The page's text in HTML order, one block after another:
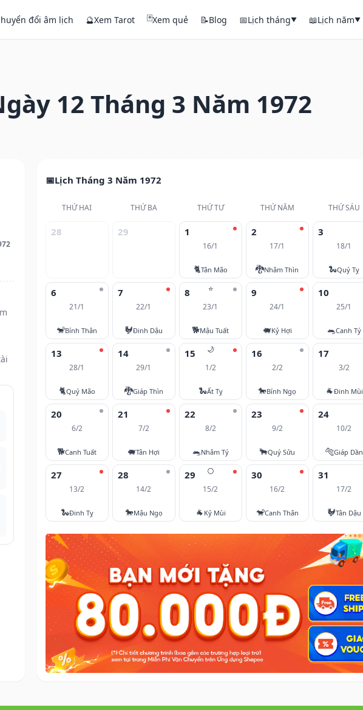
đổi âm lịch 🔮Xem Tarot 🃏Xem quẻ 📝Blog 📅Lịch tháng▼ 📖Lịch năm▼
12 Tháng 3 Năm 1972
Lịch Tháng 3 Năm 1972
THỨ HAI THỨ BA THỨ TƯ THỨ NĂM THỨ SÁU
28 29 1
16/1
🐈Tân Mão
2
17/1
🐉Nhâm Thìn
3
18/1
🐍Quý Tỵ
6
21/1
🐒Bính Thân
7
22/1
🐓Đinh Dậu
⭐
8
23/1
🐕Mậu Tuất
9
24/1
🐖Kỷ Hợi
10
25/1
🐀Canh Tý
13
28/1
🐈Quý Mão
14
29/1
🐉Giáp Thìn
🌙
15
1/2
🐍Ất Tỵ
16
2/2
🐎Bính Ngọ
17
3/2
🐐Đinh Mùi
20
6/2
🐕Canh Tuất
21
7/2
🐖Tân Hợi
22
8/2
🐀Nhâm Tý
23
9/2
🐂Quý Sửu
24
10/2
🐅Giáp Dần
27
13/2
🐍Đinh Tỵ
28
14/2
🐎Mậu Ngọ
🌕
29
15/2
🐐 Kỷ Mùi
30
16/2
🐒Canh Thân
31
17/2
🐓Tân Dậu